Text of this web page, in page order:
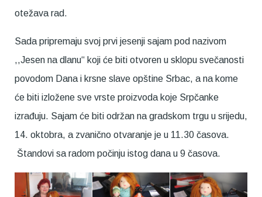
otežava rad.
Sada pripremaju svoj prvi jesenji sajam pod nazivom
,,Jesen na dlanu“ koji će biti otvoren u sklopu svečanosti
povodom Dana i krsne slave opštine Srbac, a na kome
će biti izložene sve vrste proizvoda koje Srpčanke
izrađuju. Sajam će biti održan na gradskom trgu u srijedu,
14. oktobra, a zvanično otvaranje je u 11.30 časova.
Štandovi sa radom počinju istog dana u 9 časova.